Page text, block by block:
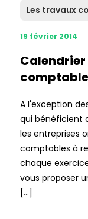
Les travaux
19 février 2014
A l'exception
qui bénéficient
les entreprises
comptables à
chaque
vous proposer
[…]